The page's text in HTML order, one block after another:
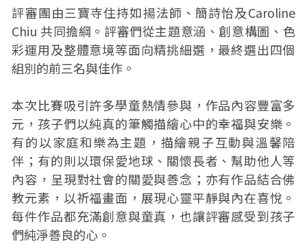
評審團由三寶寺住持如揚法師、簡詩怡及Caroline
Chiu 共同擔綱。評審們從主題意涵、創意構圖、色
彩運用及整體意境等面向精挑細選，最終選出四個
組別的前三名與佳作。
本次比賽吸引許多學童熱情參與，作品內容豐富多
元，孩子們以純真的筆觸描繪心中的幸福與安樂。
有的以家庭和樂為主題，描繪親子互動與溫馨陪
伴；有的則以環保愛地球、關懷長者、幫助他人等
內容，呈現對社會的關愛與善念；亦有作品結合佛
教元素，以祈福畫面，展現心靈平靜與內在喜悅。
每件作品都充滿創意與童真，也讓評審感受到孩子
們純淨善良的心。